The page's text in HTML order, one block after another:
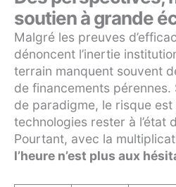
soutien à grande
Malgré les preuves
dénoncent l’inertie
terrain manquent souvent
de financements pérennes.
de paradigme, le risque
technologies rester à l’état
Pourtant, avec la
l’heure n’est plus aux